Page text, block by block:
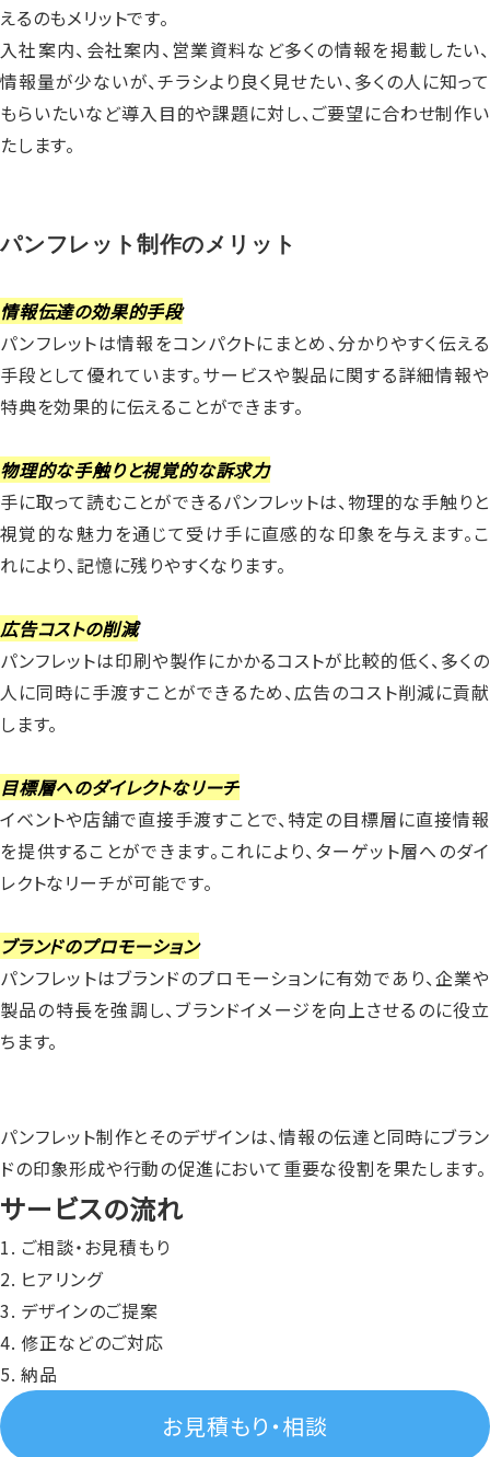
えるのもメリットです。
入社案内、会社案内、営業資料など多くの情報を掲載したい、
情報量が少ないが、チラシより良く見せたい、多くの人に知って
もらいたいなど導入目的や課題に対し、ご要望に合わせ制作い
たします。
パンフレット制作のメリット
情報伝達の効果的手段
パンフレットは情報をコンパクトにまとめ、分かりやすく伝える
手段として優れています。サービスや製品に関する詳細情報や
特典を効果的に伝えることができます。
物理的な手触りと視覚的な訴求力
手に取って読むことができるパンフレットは、物理的な手触りと
視覚的な魅力を通じて受け手に直感的な印象を与えます。こ
れにより、記憶に残りやすくなります。
広告コストの削減
パンフレットは印刷や製作にかかるコストが比較的低く、多くの
人に同時に手渡すことができるため、広告のコスト削減に貢献
します。
目標層へのダイレクトなリーチ
イベントや店舗で直接手渡すことで、特定の目標層に直接情報
を提供することができます。これにより、ターゲット層へのダイ
レクトなリーチが可能です。
ブランドのプロモーション
パンフレットはブランドのプロモーションに有効であり、企業や
製品の特長を強調し、ブランドイメージを向上させるのに役立
ちます。
パンフレット制作とそのデザインは、情報の伝達と同時にブラン
ドの印象形成や行動の促進において重要な役割を果たします。
サービスの流れ
ご相談・お見積もり
ヒアリング
デザインのご提案
修正などのご対応
納品
お見積もり・相談